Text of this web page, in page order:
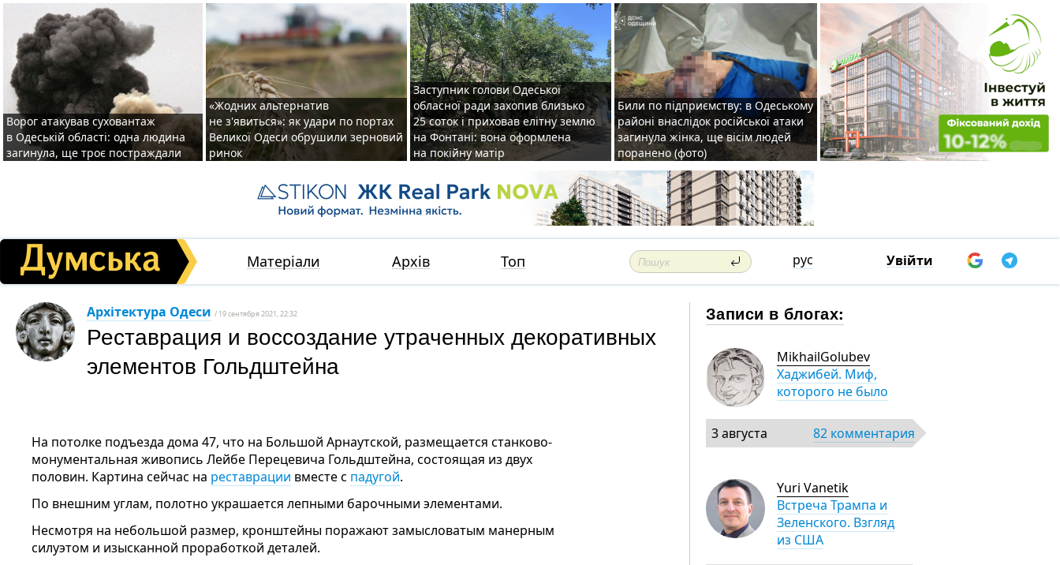
Ворог атакував суховантаж
в Одеській області: одна людина
загинула, ще троє постраждали
«Жодних альтернатив
не з'явиться»: як удари по портах
Великої Одеси обрушили зерновий
ринок
Заступник голови Одеської
обласної ради захопив близько
25 соток і приховав елітну землю
на Фонтані: вона оформлена
на покійну матір
Били по підприємству: в Одеському
районі внаслідок російської атаки
загинула жінка, ще вісім людей
поранено (фото)
Матеріали Архів Топ рус Увійти
Архітектура Одеси / 19 сентября 2021, 22:32
Реставрация и воссоздание утраченных декоративных
элементов Гольдштейна
На потолке подъезда дома 47, что на Большой Арнаутской, размещается станково-
монументальная живопись Лейбе Перецевича Гольдштейна, состоящая из двух
половин. Картина сейчас на реставрации вместе с падугой.
По внешним углам, полотно украшается лепными барочными элементами.
Несмотря на небольшой размер, кронштейны поражают замысловатым манерным
силуэтом и изысканной проработкой деталей.
Записи в блогах:
MikhailGolubev
Хаджибей. Миф,
которого не было
3 августа 82 комментария
Yuri Vanetik
Встреча Трампа и
Зеленского. Взгляд
из США